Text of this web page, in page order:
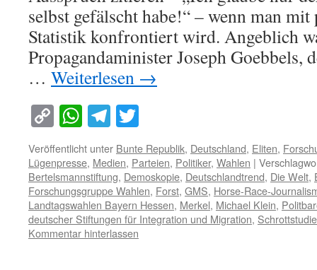
selbst gefälscht habe!“ – wenn man
Statistik konfrontiert wird. Angeblich
Propagandaminister Joseph Goebbels,
… Weiterlesen →
Copy
Link
WhatsApp
Telegram
Veröffentlicht unter Bunte Republik, Deutschland, Eliten,
Lügenpresse, Medien, Parteien, Politiker, Wahlen |
Bertelsmannstiftung, Demoskopie, Deutschlandtrend, Die Welt,
Forschungsgruppe Wahlen, Forst, GMS, Horse-Race-
Landtagswahlen Bayern Hessen, Merkel, Michael Klein,
deutscher Stiftungen für Integration und Migration,
Kommentar hinterlassen